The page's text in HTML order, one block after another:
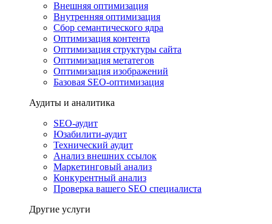
Внешняя оптимизация
Внутренняя оптимизация
Сбор семантического ядра
Оптимизация контента
Оптимизация структуры сайта
Оптимизация метатегов
Оптимизация изображений
Базовая SEO-оптимизация
Аудиты и аналитика
SEO-аудит
Юзабилити-аудит
Технический аудит
Анализ внешних ссылок
Маркетинговый анализ
Конкурентный анализ
Проверка вашего SEO специалиста
Другие услуги